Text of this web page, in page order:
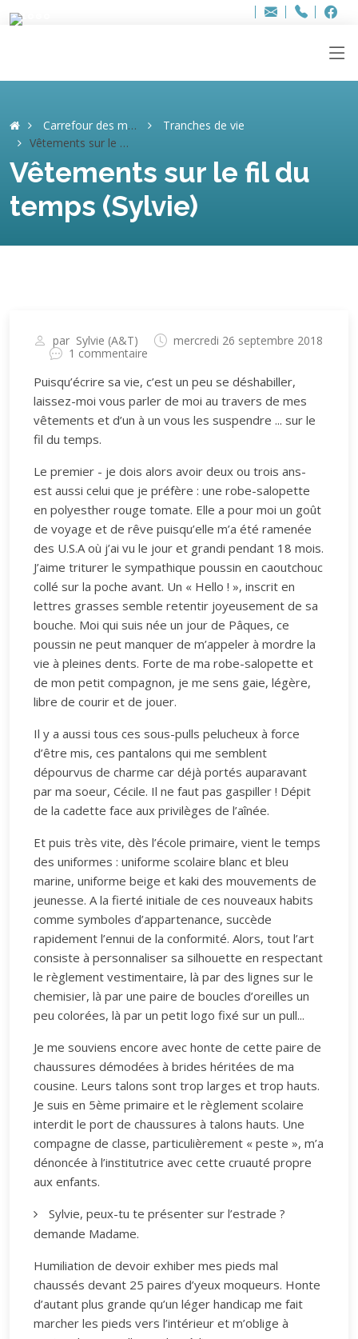
Adresse
info..hâthe..
Tel.
Tel.
Carrefour des mémoires
Tranches de vie
Vêtements sur le fil du temps (Sylvie)
Vêtements sur le fil du
temps (Sylvie)
par Sylvie (A&T)
mercredi 26 septembre 2018
1 commentaire
Puisqu’écrire sa vie, c’est un peu se déshabiller,
laissez-moi vous parler de moi au travers de mes
vêtements et d’un à un vous les suspendre ... sur le
fil du temps.
Le premier - je dois alors avoir deux ou trois ans-
est aussi celui que je préfère : une robe-salopette
en polyesther rouge tomate. Elle a pour moi un goût
de voyage et de rêve puisqu’elle m’a été ramenée
des U.S.A où j’ai vu le jour et grandi pendant 18 mois.
J’aime triturer le sympathique poussin en caoutchouc
collé sur la poche avant. Un « Hello ! », inscrit en
lettres grasses semble retentir joyeusement de sa
bouche. Moi qui suis née un jour de Pâques, ce
poussin ne peut manquer de m’appeler à mordre la
vie à pleines dents. Forte de ma robe-salopette et
de mon petit compagnon, je me sens gaie, légère,
libre de courir et de jouer.
Il y a aussi tous ces sous-pulls pelucheux à force
d’être mis, ces pantalons qui me semblent
dépourvus de charme car déjà portés auparavant
par ma soeur, Cécile. Il ne faut pas gaspiller ! Dépit
de la cadette face aux privilèges de l’aînée.
Et puis très vite, dès l’école primaire, vient le temps
des uniformes : uniforme scolaire blanc et bleu
marine, uniforme beige et kaki des mouvements de
jeunesse. A la fierté initiale de ces nouveaux habits
comme symboles d’appartenance, succède
rapidement l’ennui de la conformité. Alors, tout l’art
consiste à personnaliser sa silhouette en respectant
le règlement vestimentaire, là par des lignes sur le
chemisier, là par une paire de boucles d’oreilles un
peu colorées, là par un petit logo fixé sur un pull...
Je me souviens encore avec honte de cette paire de
chaussures démodées à brides héritées de ma
cousine. Leurs talons sont trop larges et trop hauts.
Je suis en 5ème primaire et le règlement scolaire
interdit le port de chaussures à talons hauts. Une
compagne de classe, particulièrement « peste », m’a
dénoncée à l’institutrice avec cette cruauté propre
aux enfants.
Sylvie, peux-tu te présenter sur l’estrade ?
demande Madame.
Humiliation de devoir exhiber mes pieds mal
chaussés devant 25 paires d’yeux moqueurs. Honte
d’autant plus grande qu’un léger handicap me fait
marcher les pieds vers l’intérieur et m’oblige à